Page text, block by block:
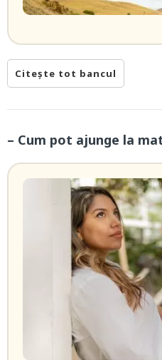
Citește tot bancul
– Cum pot ajunge la